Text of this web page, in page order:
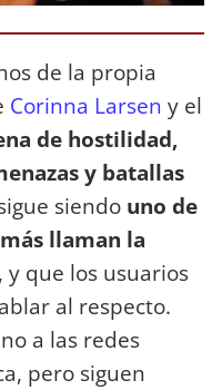
de la propia
Corinna Larsen y el
de hostilidad,
y batallas
siendo uno de
llaman la
, y que los usuarios
al respecto.
a las redes
pero siguen